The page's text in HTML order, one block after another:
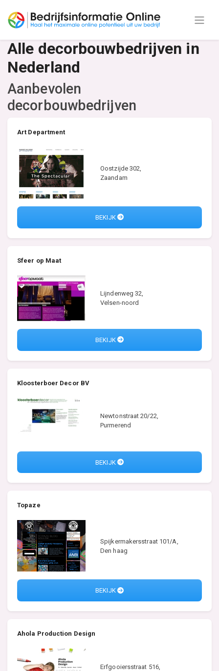
Alle decorbouwbedrijven in
Nederland
Aanbevolen
decorbouwbedrijven
Art Department
Oostzijde 302,
Zaandam
BEKIJK
Sfeer op Maat
Lijndenweg 32,
Velsen-noord
BEKIJK
Kloosterboer Decor BV
Newtonstraat 20/22,
Purmerend
BEKIJK
Topaze
Spijkermakersstraat 101/A,
Den haag
BEKIJK
Ahola Production Design
Erfgooiersstraat 516,